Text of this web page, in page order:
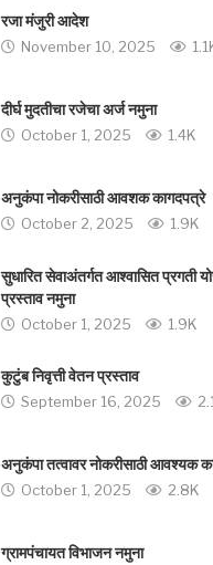
रजा मंजुरी आदेश
November 10, 2025
दीर्घ मुदतीचा रजेचा अर्ज नमुना
October 1, 2025 1.4K
अनुकंपा नोकरीसाठी आवशक कागदपत्रे
October 2, 2025 1.9K
सुधारित सेवाअंतर्गत आश्वासित प्रगती
प्रस्ताव नमुना
October 1, 2025 1.9K
कुटुंब निवृत्ती वेतन प्रस्ताव
September 16, 2025
अनुकंपा तत्वावर नोकरीसाठी आवश्यक
October 1, 2025 2.8K
ग्रामपंचायत विभाजन नमुना